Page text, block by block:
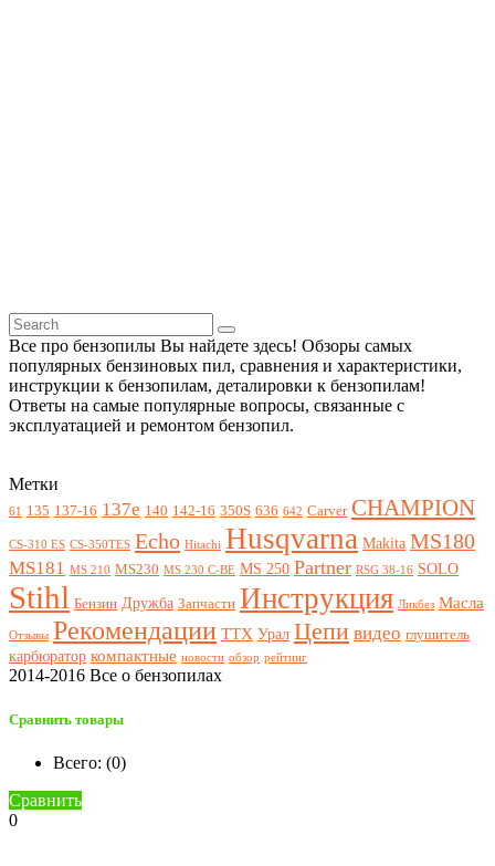
Все про бензопилы Вы найдете здесь! Обзоры самых
популярных бензиновых пил, сравнения и характеристики,
инструкции к бензопилам, деталировки к бензопилам!
Ответы на самые популярные вопросы, связанные с
эксплуатацией и ремонтом бензопил.
Метки
61 135 137-16 137e 140 142-16 350S 636 642 Carver CHAMPION
CS-310 ES CS-350TES Echo Hitachi Husqvarna Makita MS180
MS181 MS 210 MS230 MS 230 C-BE MS 250 Partner RSG 38-16 SOLO
Stihl Бензин Дружба Запчасти Инструкция Ликбез Масла
Отзывы Рекомендации ТТХ Урал Цепи видео глушитель
карбюратор компактные новости обзор рейтинг
2014-2016 Все о бензопилах
Сравнить товары
Всего: (0)
Сравнить
0